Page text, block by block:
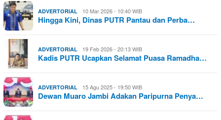
ADVERTORIAL 10 Mar 2026 - 10:40 WIB
Hingga Kini, Dinas PUTR Pantau dan Perba…
ADVERTORIAL 19 Feb 2026 - 20:13 WIB
Kadis PUTR Ucapkan Selamat Puasa Ramadha…
ADVERTORIAL 15 Agu 2025 - 19:50 WIB
Dewan Muaro Jambi Adakan Paripurna Penya…